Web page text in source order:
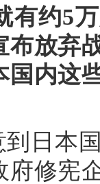
有约5
布放弃
国内这
日本
府修宪